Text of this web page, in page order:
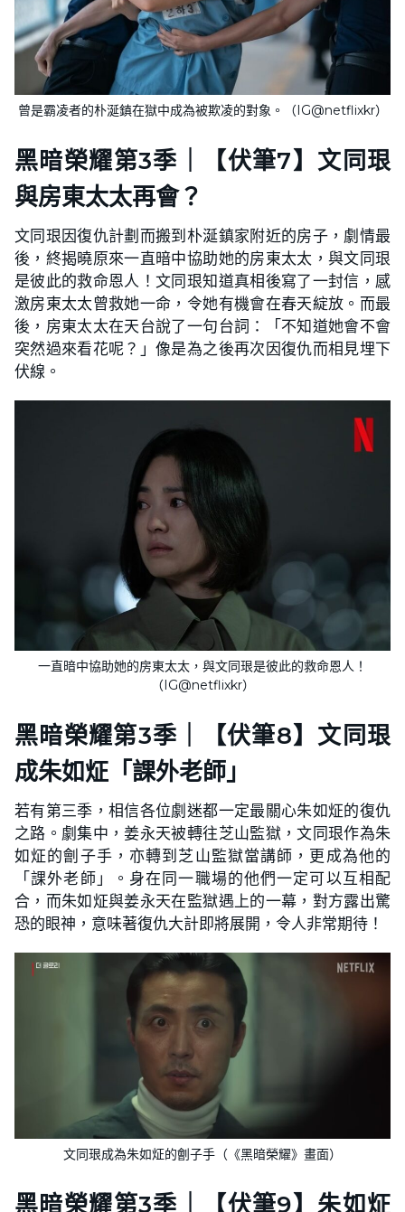
曾是霸凌者的朴涎鎮在獄中成為被欺凌的對象。（IG@netflixkr）
黑暗榮耀第3季｜【伏筆7】文同珢
與房東太太再會？
文同珢因復仇計劃而搬到朴涎鎮家附近的房子，劇情最
後，終揭曉原來一直暗中協助她的房東太太，與文同珢
是彼此的救命恩人！文同珢知道真相後寫了一封信，感
激房東太太曾救她一命，令她有機會在春天綻放。而最
後，房東太太在天台說了一句台詞：「不知道她會不會
突然過來看花呢？」像是為之後再次因復仇而相見埋下
伏線。
一直暗中協助她的房東太太，與文同珢是彼此的救命恩人！
（IG@netflixkr）
黑暗榮耀第3季｜【伏筆8】文同珢
成朱如炡「課外老師」
若有第三季，相信各位劇迷都一定最關心朱如炡的復仇
之路。劇集中，姜永天被轉往芝山監獄，文同珢作為朱
如炡的劊子手，亦轉到芝山監獄當講師，更成為他的
「課外老師」。身在同一職場的他們一定可以互相配
合，而朱如炡與姜永天在監獄遇上的一幕，對方露出驚
恐的眼神，意味著復仇大計即將展開，令人非常期待！
文同珢成為朱如炡的劊子手（《黑暗榮耀》畫面）
黑暗榮耀第3季｜【伏筆9】朱如炡